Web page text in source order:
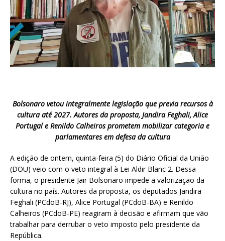
Bolsonaro vetou integralmente legislação que previa recursos à
cultura até 2027. Autores da proposta, Jandira Feghali, Alice
Portugal e Renildo Calheiros prometem mobilizar categoria e
parlamentares em defesa da cultura
A edição de ontem, quinta-feira (5) do Diário Oficial da União
(DOU) veio com o veto integral à Lei Aldir Blanc 2. Dessa
forma, o presidente Jair Bolsonaro impede a valorização da
cultura no país. Autores da proposta, os deputados Jandira
Feghali (PCdoB-RJ), Alice Portugal (PCdoB-BA) e Renildo
Calheiros (PCdoB-PE) reagiram à decisão e afirmam que vão
trabalhar para derrubar o veto imposto pelo presidente da
República.